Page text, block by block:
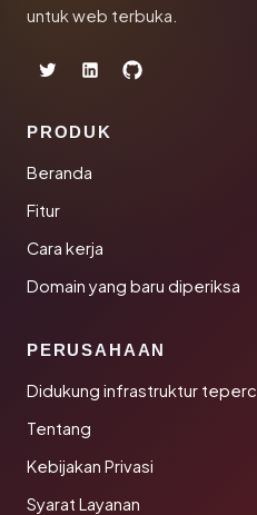
untuk web terbuka.
PRODUK
Beranda
Fitur
Cara kerja
Domain yang baru diperiksa
PERUSAHAAN
Didukung infrastruktur
Tentang
Kebijakan Privasi
Syarat Layanan